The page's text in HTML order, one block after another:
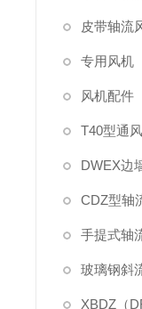
皮带轴流
专用风机
风机配件
T40型通
DWEX边
CDZ型轴
手提式轴
玻璃钢斜